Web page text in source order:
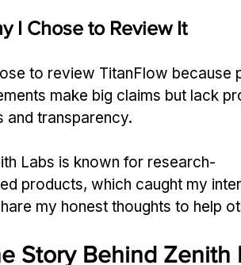
I Chose to Review It
to review TitanFlow because
make big claims but lack
and transparency.
Labs is known for research-
products, which caught my
my honest thoughts to help
Story Behind Zenith